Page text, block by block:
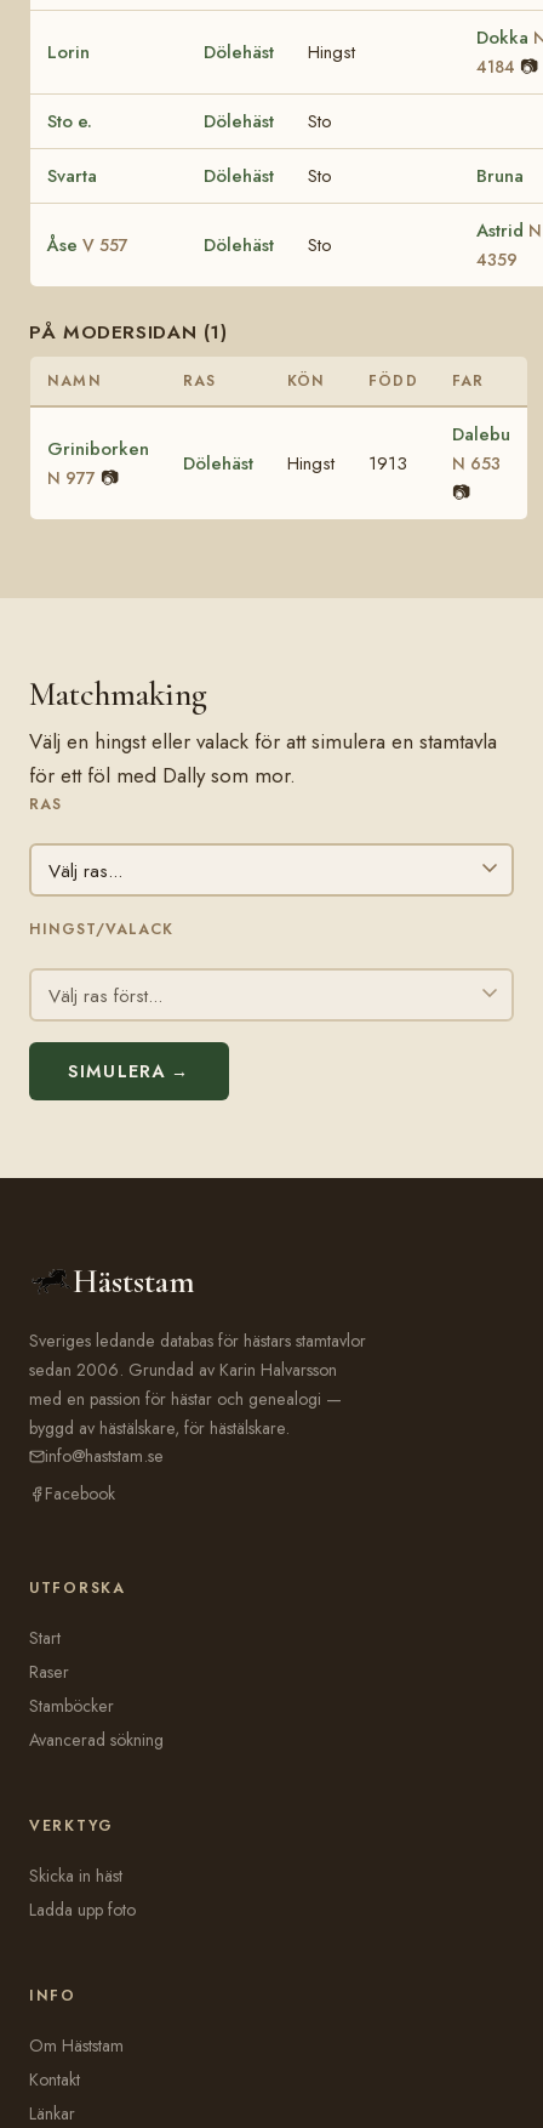
Lorin Dölehäst Hingst
Dokka
4184 📷
Sto e. Dölehäst Sto
Svarta Dölehäst Sto Bruna
Åse V 557 Dölehäst Sto
Astrid N
4359
PÅ MODERSIDAN (1)
NAMN RAS KÖN FÖDD FAR
Griniborken
N 977 📷
Dölehäst Hingst 1913
Dalebu
N 653
📷
Matchmaking
Välj en hingst eller valack för att simulera en stamtavla
för ett föl med Dally som mor.
RAS
HINGST/VALACK
SIMULERA →
Häststam
Sveriges ledande databas för hästars stamtavlor
sedan 2006. Grundad av Karin Halvarsson
med en passion för hästar och genealogi —
byggd av hästälskare, för hästälskare.
info@haststam.se
Facebook
UTFORSKA
Start
Raser
Stamböcker
Avancerad sökning
VERKTYG
Skicka in häst
Ladda upp foto
INFO
Om Häststam
Kontakt
Länkar